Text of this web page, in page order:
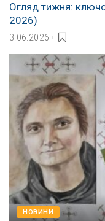
Огляд тижня:
2026)
3.06.2026
НОВИНИ